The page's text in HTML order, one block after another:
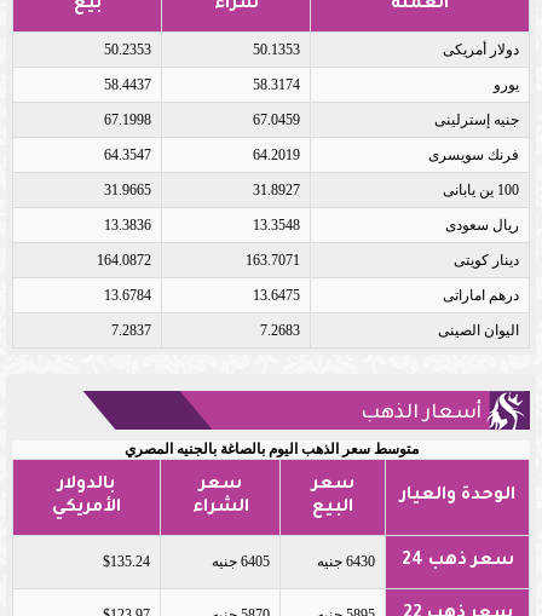
العملة شراء بيع
دولار أمريكى 50.1353
50.2353
يورو 58.3174
58.4437
جنيه إسترلينى 67.0459
67.1998
فرنك سويسرى 64.2019
64.3547
100 ين يابانى 31.8927
31.9665
ريال سعودى 13.3548
13.3836
دينار كويتى 163.7071
164.0872
درهم اماراتى 13.6475
13.6784
اليوان الصينى 7.2683
7.2837
أسعار الذهب
متوسط سعر الذهب اليوم بالصاغة بالجنيه المصري
الوحدة والعيار
سعر
البيع
سعر
الشراء
بالدولار
الأمريكي
سعر ذهب 24 6430 جنيه 6405 جنيه $135.24